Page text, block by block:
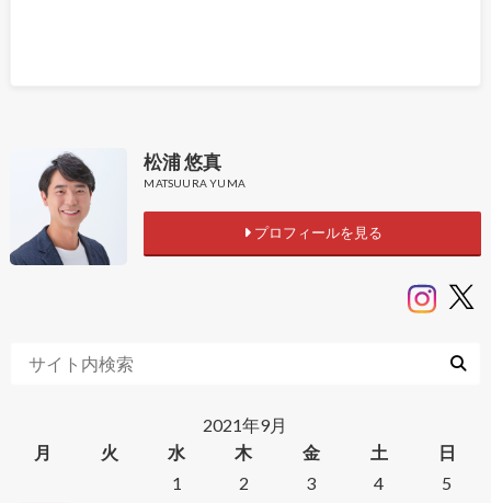
松浦 悠真
MATSUURA YUMA
プロフィールを見る
2021年9月
月
火 水 木 金 土
日
1
2 3 4
5